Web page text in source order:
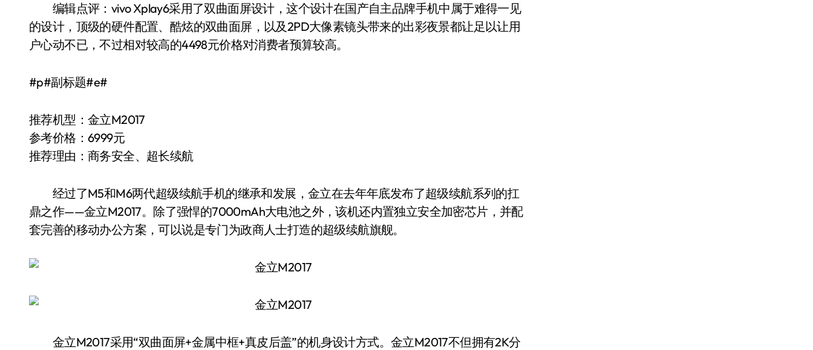
编辑点评：vivo Xplay6采用了双曲面屏设计，这个设计在国产自主品牌手机中属于难得一见
的设计，顶级的硬件配置、酷炫的双曲面屏，以及2PD大像素镜头带来的出彩夜景都让足以让用
户心动不已，不过相对较高的4498元价格对消费者预算较高。
#p#副标题#e#
推荐机型：金立M2017
参考价格：6999元
推荐理由：商务安全、超长续航
经过了M5和M6两代超级续航手机的继承和发展，金立在去年年底发布了超级续航系列的扛
鼎之作——金立M2017。除了强悍的7000mAh大电池之外，该机还内置独立安全加密芯片，并配
套完善的移动办公方案，可以说是专门为政商人士打造的超级续航旗舰。
金立M2017采用“双曲面屏+金属中框+真皮后盖”的机身设计方式。金立M2017不但拥有2K分